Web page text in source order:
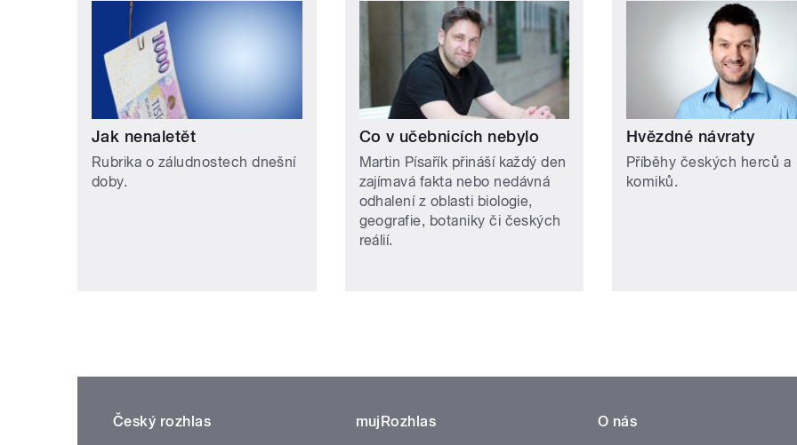
Jak nenaletět
Rubrika o záludnostech dnešní
doby.
Co v učebnicích nebylo
Martin Písařík přináší každý den
zajímavá fakta nebo nedávná
odhalení z oblasti biologie,
geografie, botaniky či českých
reálií.
Hvězdné návraty
Příběhy českých herců a
komiků.
Český rozhlas mujRozhlas O nás